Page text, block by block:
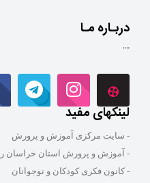
دربـاره مـا
""
لینکهای مفید
- سایت مرکزی آموزش و پرورش
- آموزش و پرورش استان خراسان
- کانون فکری کودکان و نوجوانان